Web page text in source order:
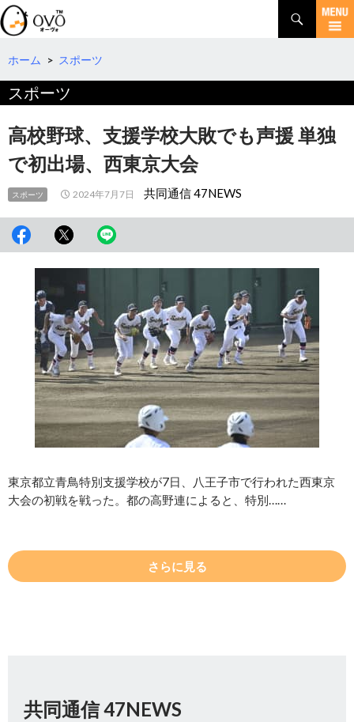
検
索
コ
テ
へ
移
動
ホーム > スポーツ
スポーツ
高校野球、支援学校大敗でも声援 単独
で初出場、西東京大会
スポーツ 2024年7月7日 共同通信 47NEWS
東京都立青鳥特別支援学校が7日、八王子市で行われた西東京
大会の初戦を戦った。都の高野連によると、特別……
さらに見る
共同通信 47NEWS